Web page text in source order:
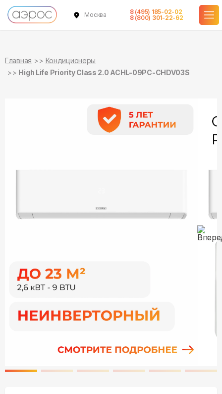
Москва
8 (495) 185-02-02
8 (800) 301-22-62
Главная
Кондиционеры
High Life Priority Class 2.0 ACHL-09PC-CHDV03S
в наличии
в наличии